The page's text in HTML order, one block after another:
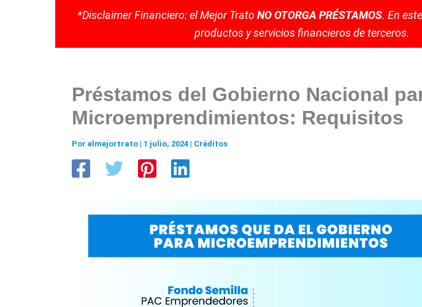
*Disclaimer Financiero: el Mejor TratoNO OTORGA PRÉSTAMOS. En
productos y servicios financieros de terceros.
Préstamos del Gobierno Nacional
Microemprendimientos: Requisitos
Por elmejortrato | 1 julio, 2024 | Créditos